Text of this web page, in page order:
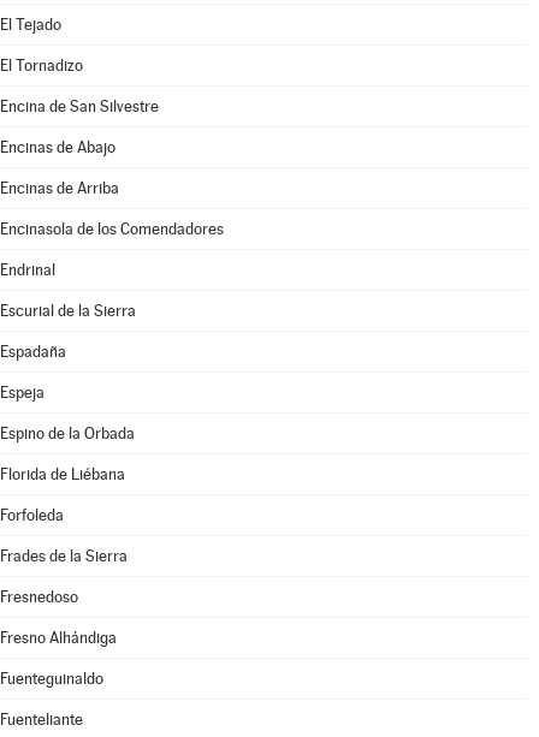
El Tejado
El Tornadizo
Encina de San Silvestre
Encinas de Abajo
Encinas de Arriba
Encinasola de los Comendadores
Endrinal
Escurial de la Sierra
Espadaña
Espeja
Espino de la Orbada
Florida de Liébana
Forfoleda
Frades de la Sierra
Fresnedoso
Fresno Alhándiga
Fuenteguinaldo
Fuenteliante